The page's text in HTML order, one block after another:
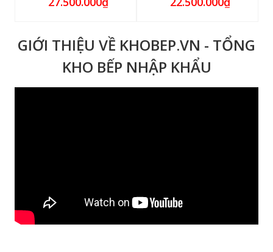
GIỚI THIỆU VỀ KHOBEP.VN - TỔNG
KHO BẾP NHẬP KHẨU